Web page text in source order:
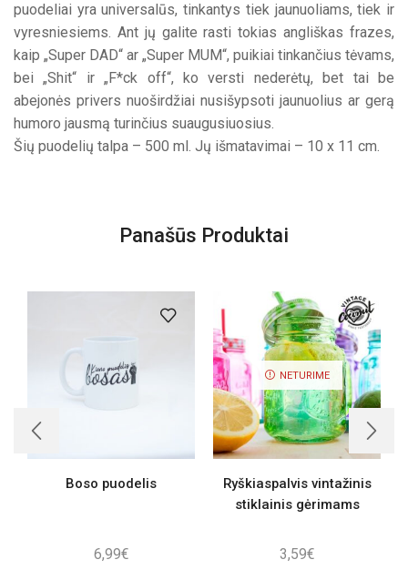
puodeliai yra universalūs, tinkantys tiek jaunuoliams, tiek ir
vyresniesiems. Ant jų galite rasti tokias angliškas frazes,
kaip „Super DAD“ ar „Super MUM“, puikiai tinkančius tėvams,
bei „Shit“ ir „F*ck off“, ko versti nederėtų, bet tai be
abejonės privers nuoširdžiai nusišypsoti jaunuolius ar gerą
humoro jausmą turinčius suaugusiuosius.
Šių puodelių talpa – 500 ml. Jų išmatavimai – 10 x 11 cm.
Panašūs Produktai
Boso puodelis
6,99€
NETURIME
Ryškiaspalvis vintažinis
stiklainis gėrimams
3,59€